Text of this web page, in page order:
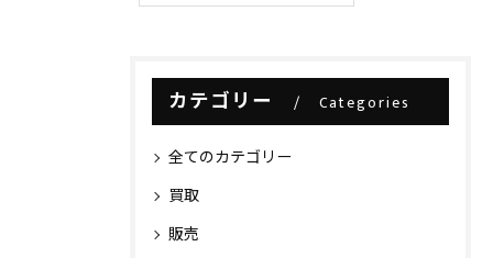
カテゴリー Categories
全てのカテゴリー
買取
販売